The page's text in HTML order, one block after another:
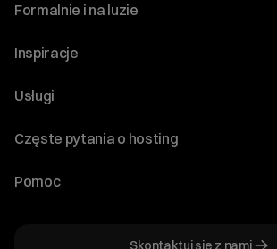
Formalnie i na luzie
O nas
Program Korzyści dla Inwestorów
Regulaminy i specyfikacje
Inspiracje
Blog
WordPress
Audyt stron
Usługi
Domeny
Częste pytania o hosting
Jak przenieść stronę?
Pomoc
Skontaktuj się z nami